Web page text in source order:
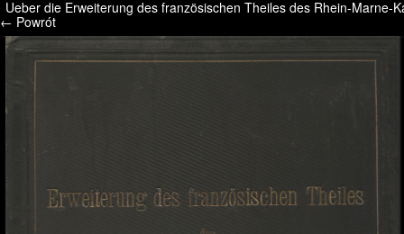
/* */ /* */ /* pliki_strona_po_stronie */
Ueber die Erweiterung des französischen Theiles des Rhein-Marne-
← Powrót